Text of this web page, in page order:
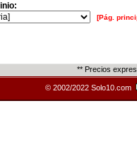
[Pág.
** Precios
© 2002/2022 Solo10.com